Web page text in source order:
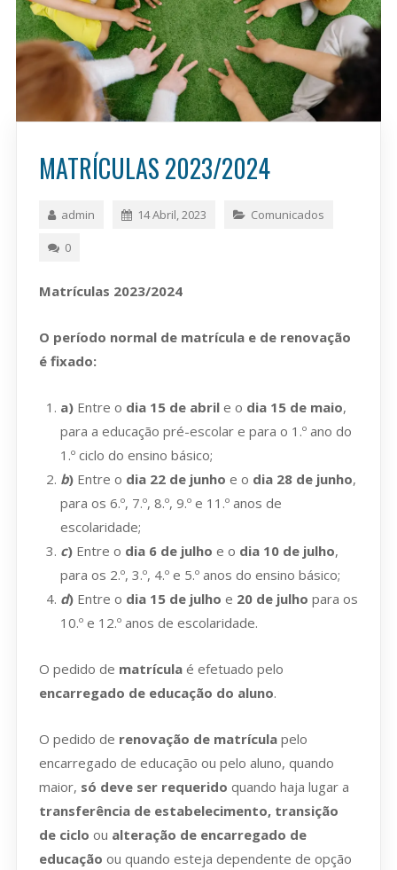
MATRÍCULAS 2023/2024
admin 14 Abril, 2023 Comunicados
0
Matrículas 2023/2024
O período normal de matrícula e de renovação
é fixado:
a)Entre o dia 15 de abrile o dia 15 de maio,
para a educação pré-escolar e para o 1.º ano do
1.º ciclo do ensino básico;
b)Entre o dia 22 de junho e o dia 28 de junho,
para os 6.º, 7.º, 8.º, 9.º e 11.º anos de
escolaridade;
c)Entre o dia 6 de julho e o dia 10 de julho,
para os 2.º, 3.º, 4.º e 5.º anos do ensino básico;
d)Entre o dia 15 de julho e 20 de julho para os
10.º e 12.º anos de escolaridade.
O pedido de matrículaé efetuado pelo
encarregado de educação do aluno.
O pedido de renovação de matrículapelo
encarregado de educação ou pelo aluno, quando
maior, só deve ser requerido quando haja lugar a
transferência de estabelecimento, transição
de ciclo ou alteração de encarregado de
educação ou quando esteja dependente de opção